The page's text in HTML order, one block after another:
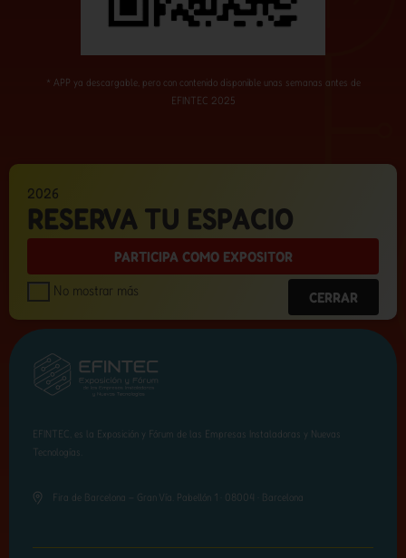
* APP ya descargable, pero con contenido disponible unas semanas antes de
EFINTEC 2025
2026
RESERVA TU ESPACIO
PARTICIPA COMO EXPOSITOR
No mostrar más
CERRAR
EFINTEC, es la Exposición y Fórum de las Empresas Instaladoras y Nuevas
Tecnologías.
Fira de Barcelona – Gran Vía. Pabellón 1 · 08004 · Barcelona